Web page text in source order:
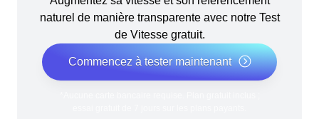
naturel de manière transparente avec notre Test
de Vitesse gratuit.
Commencez à tester maintenant